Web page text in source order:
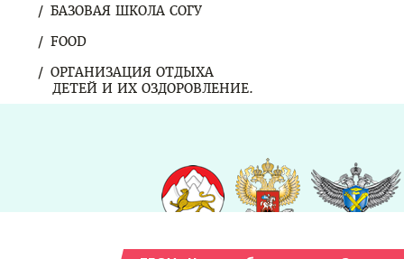
БАЗОВАЯ ШКОЛА СОГУ
FOOD
ОРГАНИЗАЦИЯ ОТДЫХА
ДЕТЕЙ И ИХ ОЗДОРОВЛЕНИЕ.